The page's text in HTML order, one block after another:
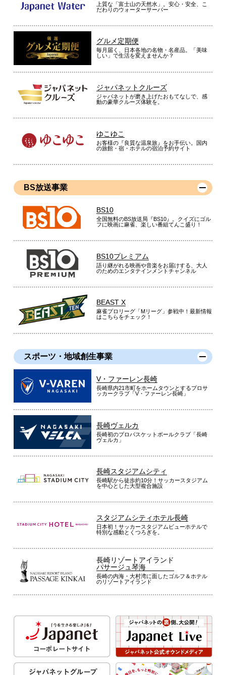
上質な「富士山の天然水」。安心・安全、こ
だわりのウォーターサーバー
グルメ定期便
毎月届く、日本各地の名物・名産品。「美味
しい」で生活を変えませんか？
ジャパネットクルーズ
ジャパネットが磨き上げたおもてなしで、感
動の豪華クルーズ体験を。
ゆこゆこ
お客様の『良質な温泉旅』をお手伝い。国内
の旅館・宿・ホテルの宿泊予約サイト
BS放送事業
BS10
全国無料のBS放送局『BS10』。クイズにゴル
フに映画に麻雀、楽しい番組てんこ盛り！
BS10プレミアム
語り継がれる映画や音楽をお届けする、大人
のためのエンタテインメントチャンネル
BEAST X
麻雀プロリーグ「Mリーグ」参戦中！最新情報
はこちらをチェック！
スポーツ・地域創生事業
V・ファーレン長崎
長崎県内21市町をホームタウンとするプロサ
ッカークラブ「V・ファーレン長崎」
長崎ヴェルカ
長崎初のプロバスケットボールクラブ「長崎
ヴェルカ」
長崎スタジアムシティ
長崎駅から徒歩約10分！サッカースタジアム
を中心とした大型複合施設
スタジアムシティホテル長崎
日本初！サッカースタジアムビューホテルで
特別な感動とくつろぎを。
長崎リゾートアイランド
パサージュ琴海
長崎の内海・大村湾に面したゴルフ＆ホテル
のリゾートアイランド